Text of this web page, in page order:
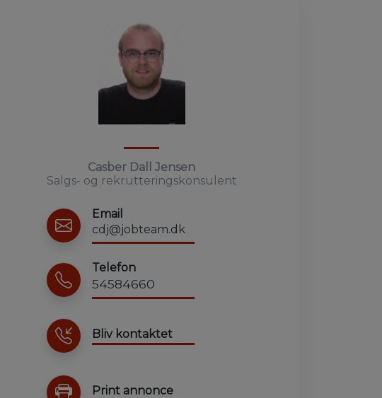
Casber Dall Jensen
Salgs- og rekrutteringskonsulent
Email
cdj@jobteam.dk
Telefon
54584660
Bliv kontaktet
Print annonce